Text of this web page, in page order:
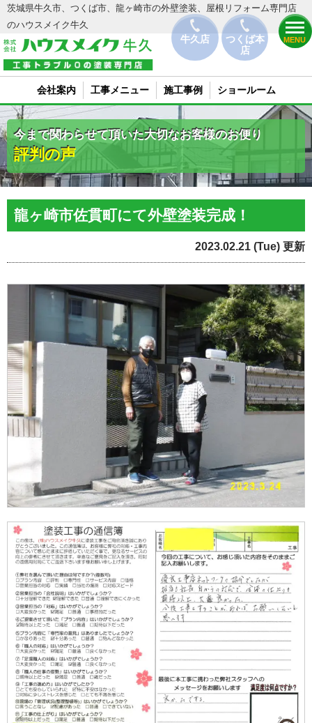
牛久店
つくば本
店
MENU
茨城県牛久市、つくば市、龍ヶ崎市の外壁塗装、屋根リフォーム専門店
のハウスメイク牛久
会社案内 工事メニュー 施工事例 ショールーム
今まで関わらせて頂いた大切なお客様のお便り
評判の声
龍ヶ崎市佐貫町にて外壁塗装完成！
2023.02.21 (Tue) 更新